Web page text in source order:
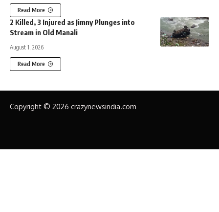
Read More
2 Killed, 3 Injured as Jimny Plunges into
Stream in Old Manali
August 1, 2026
Read More
Copyright © 2026 crazynewsindia.com